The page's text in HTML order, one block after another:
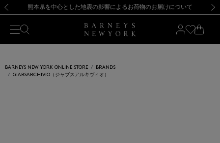
新規登録のお客様も対象！＜MY BARNEYS＞会員のお客様は11,000円（税込）以上のお買上げで常時送料無料！お買い物の際は会員登録を！
【夏季休業に伴う返品・交換承り一時停止のお知らせ】（2026.8.5）
熊本県を中心とした地震の影響によるお荷物のお届けについて
【開催中】SUMMER SALEのご案内・ご注意事項 新規登録のお客様も対象！＜MY BARNEYS＞会員のお客様は11,000円（税込）以上のお買上げで常時送料無料！お買い物の際は会員登録を！
【夏季休業に伴う返品・交換承り一時停止のお知らせ】（2026.8.5）
BARNEYS NEW YORK ONLINE STORE
BRANDS
GIABSARCHIVIO（ジャブスアルキヴィオ）